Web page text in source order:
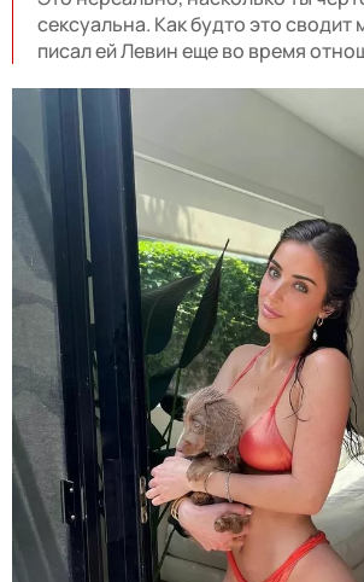
сексуальна. Как будто это сводит
писал ей Левин еще во время